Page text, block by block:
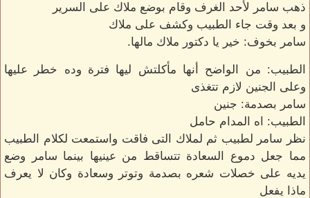
ذهب سامر لأحد الغرف وقام بوضع ملاك على السرير
و بعد وقت جاء الطبيب وكشف على ملاك
سامر بخوف: خير يا دكتور ملاك مالها.
الطبيب: من الواضح أنها مأكلتش ليها فترة وده خطر عليها
وعلى الجنين لازم تتغذى
سامر بصدمة: جنين
الطبيب: اه المدام حامل
نظر سامر لطبيب ثم لملاك التى فاقت واستمعت لكلام الطبيب
مما جعل دموع السعادة تتساقط من عينيها بينما سامر وضع
يديه على خصلات شعره بصدمة وتوتر وسعادة وكان لا يعرف
ماذا يفعل